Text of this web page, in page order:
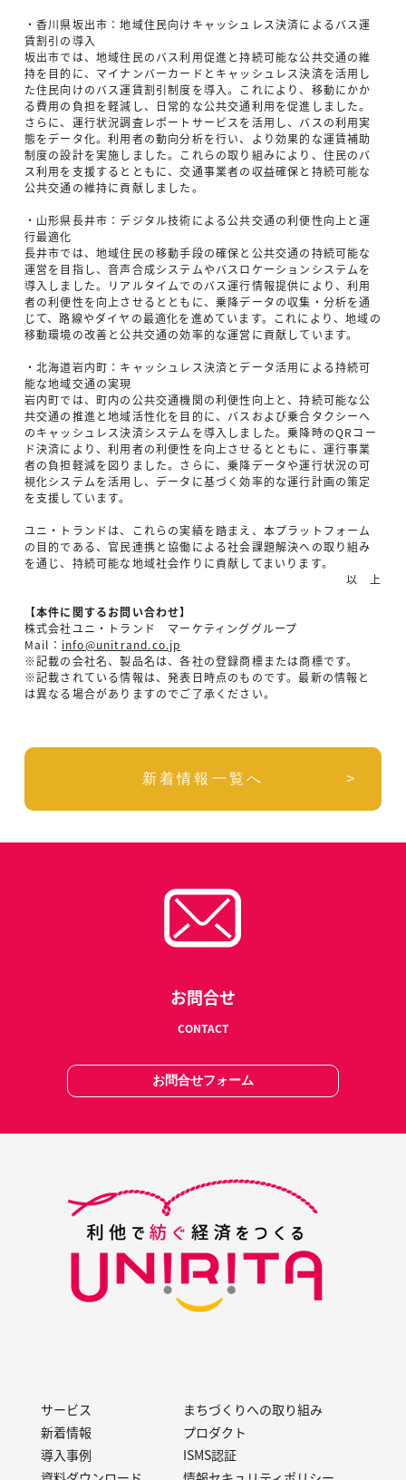
・香川県坂出市：地域住民向けキャッシュレス決済によるバス運
賃割引の導入
坂出市では、地域住民のバス利用促進と持続可能な公共交通の維
持を目的に、マイナンバーカードとキャッシュレス決済を活用し
た住民向けのバス運賃割引制度を導入。これにより、移動にかか
る費用の負担を軽減し、日常的な公共交通利用を促進しました。
さらに、運行状況調査レポートサービスを活用し、バスの利用実
態をデータ化。利用者の動向分析を行い、より効果的な運賃補助
制度の設計を実施しました。これらの取り組みにより、住民のバ
ス利用を支援するとともに、交通事業者の収益確保と持続可能な
公共交通の維持に貢献しました。
・山形県長井市：デジタル技術による公共交通の利便性向上と運
行最適化
長井市では、地域住民の移動手段の確保と公共交通の持続可能な
運営を目指し、音声合成システムやバスロケーションシステムを
導入しました。リアルタイムでのバス運行情報提供により、利用
者の利便性を向上させるとともに、乗降データの収集・分析を通
じて、路線やダイヤの最適化を進めています。これにより、地域の
移動環境の改善と公共交通の効率的な運営に貢献しています。
・北海道岩内町：キャッシュレス決済とデータ活用による持続可
能な地域交通の実現
岩内町では、町内の公共交通機関の利便性向上と、持続可能な公
共交通の推進と地域活性化を目的に、バスおよび乗合タクシーへ
のキャッシュレス決済システムを導入しました。乗降時のQRコー
ド決済により、利用者の利便性を向上させるとともに、運行事業
者の負担軽減を図りました。さらに、乗降データや運行状況の可
視化システムを活用し、データに基づく効率的な運行計画の策定
を支援しています。
ユニ・トランドは、これらの実績を踏まえ、本プラットフォーム
の目的である、官民連携と協働による社会課題解決への取り組み
を通じ、持続可能な地域社会作りに貢献してまいります。
以 上
【本件に関するお問い合わせ】
株式会社ユニ・トランド マーケティンググループ
Mail： info@unitrand.co.jp
※記載の会社名、製品名は、各社の登録商標または商標です。
※記載されている情報は、発表日時点のものです。最新の情報と
は異なる場合がありますのでご了承ください。
新着情報一覧へ
お問合せ
CONTACT
お問合せフォーム
サービス
まちづくりへの取り組み
新着情報
プロダクト
導入事例
ISMS認証